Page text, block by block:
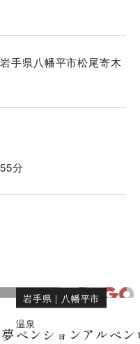
手県八幡平市松尾寄木
分
岩手県 ｜ 八幡平市
温泉
ペンションアルペン